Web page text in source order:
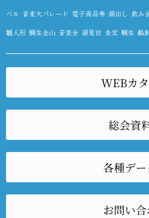
ベル 音楽大パレード 電子商品券 顔出し 飲み
雛人形 鯛生金山 音楽会 顔見世 食堂 鯛生 鵜
WEBカ
総会資
各種デ
お問い